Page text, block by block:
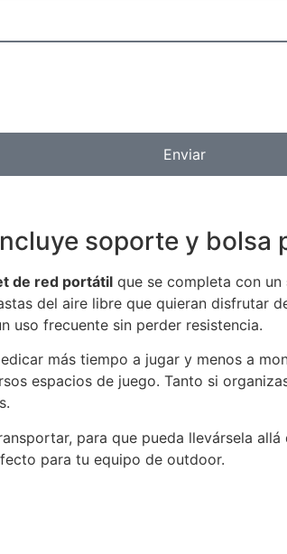
Enviar
soporte y
de red portátil que se completa con un
del aire libre que quieran disfrutar
uso frecuente sin perder resistencia.
más tiempo a jugar y menos a
espacios de juego. Tanto si
para que pueda llevársela
para tu equipo de outdoor.